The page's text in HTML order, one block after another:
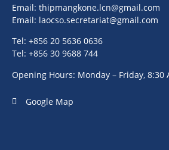
Email: thipmangkone.lcn@gmail.com
Email: laocso.secretariat@gmail.com
Tel: +856 20 5636 0636
Tel: +856 30 9688 744
Opening Hours: Monday – Friday, 8:30
Google Map